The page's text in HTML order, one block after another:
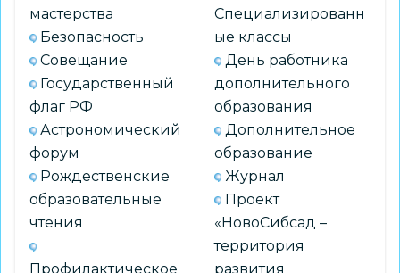
мастерства
Безопасность
Совещание
Государственный
флаг РФ
Астрономический
форум
Рождественские
образовательные
чтения
Профилактическое
Специализированн
ые классы
День работника
дополнительного
образования
Дополнительное
образование
Журнал
Проект
«НовоСибсад –
территория
развития